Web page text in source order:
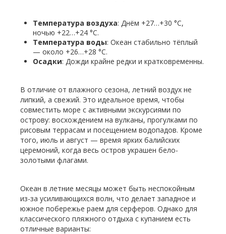
Температура воздуха: Днём +27…+30 °C,
ночью +22…+24 °C.
Температура воды: Океан стабильно тёплый
— около +26…+28 °C.
Осадки: Дожди крайне редки и кратковременны.
В отличие от влажного сезона, летний воздух не
липкий, а свежий. Это идеальное время, чтобы
совместить море с активными экскурсиями по
острову: восхождением на вулканы, прогулками по
рисовым террасам и посещением водопадов. Кроме
того, июль и август — время ярких балийских
церемоний, когда весь остров украшен бело-
золотыми флагами.
Океан в летние месяцы может быть неспокойным
из-за усиливающихся волн, что делает западное и
южное побережье раем для серферов. Однако для
классического пляжного отдыха с купанием есть
отличные варианты: